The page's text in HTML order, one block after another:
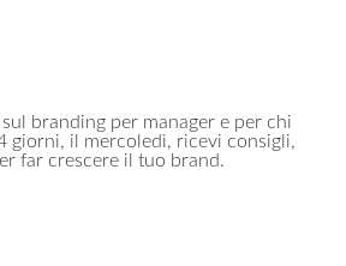
branding per manager e per chi
giorni, il mercoledì, ricevi consigli,
far crescere il tuo brand.